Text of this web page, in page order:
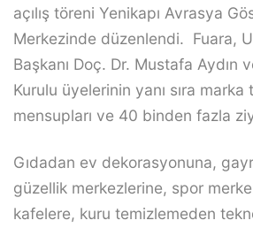
açılış töreni Yenikapı Avrasya
Merkezinde düzenlendi. Fuara,
Başkanı Doç. Dr. Mustafa Aydın
Kurulu üyelerinin yanı sıra marka
mensupları ve 40 binden fazla
Gıdadan ev dekorasyonuna,
güzellik merkezlerine, spor
kafelere, kuru temizlemeden